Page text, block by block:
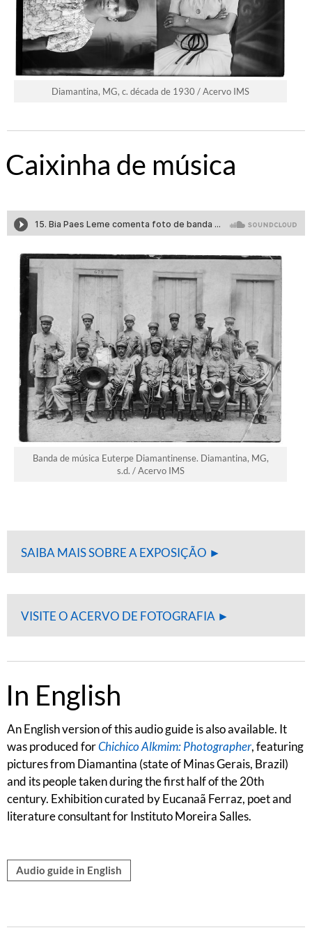
Diamantina, MG, c. década de 1930 / Acervo IMS
Caixinha de música
Banda de música Euterpe Diamantinense. Diamantina, MG,
s.d. / Acervo IMS
SAIBA MAIS SOBRE A EXPOSIÇÃO ►
VISITE O ACERVO DE FOTOGRAFIA ►
In English
An English version of this audio guide is also available. It
was produced forChichico Alkmim: Photographer, featuring
pictures from Diamantina (state of Minas Gerais, Brazil)
and its people taken during the first half of the 20th
century. Exhibition curated by Eucanaã Ferraz, poet and
literature consultant for Instituto Moreira Salles.
Audio guide in English